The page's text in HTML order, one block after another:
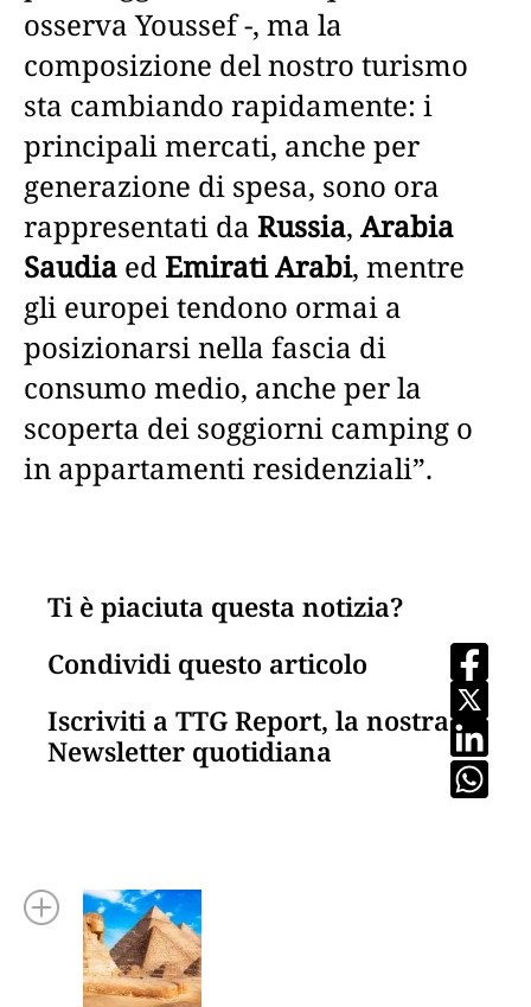
osserva Youssef -, ma la
composizione del nostro turismo
sta cambiando rapidamente: i
principali mercati, anche per
generazione di spesa, sono ora
rappresentati da Russia, Arabia
Saudia edEmirati Arabi, mentre
gli europei tendono ormai a
posizionarsi nella fascia di
consumo medio, anche per la
scoperta dei soggiorni camping o
in appartamenti residenziali”.
Ti è piaciuta questa notizia?
Condividi questo articolo
Iscriviti a TTG Report, la nostra
Newsletter quotidiana